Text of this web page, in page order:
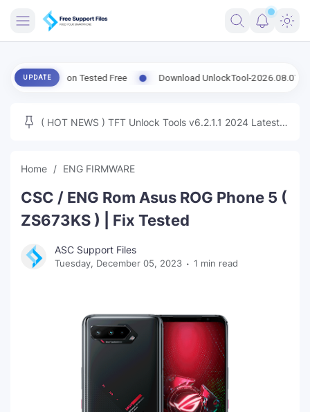
ENG FIRMWARE
MICLOUD
NEXT
TUTORIAL
UPDATE
Version Tested Free Download UnlockTool-2026.08.07.0
( HOT NEWS ) TFT Unlock Tools v6.2.1.1 2024 Latest
Home ENG FIRMWARE
CSC / ENG Rom Asus ROG Phone 5 (
ZS673KS ) | Fix Tested
ASC Support Files
Tuesday, December 05, 2023 1 min read